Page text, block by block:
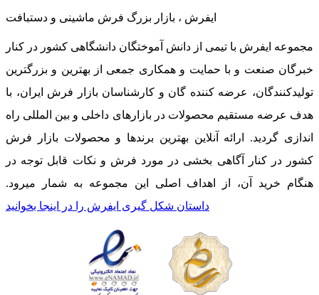
ایفرش ، بازار بزرگ فرش ماشینی و دستبافت
مجموعه ایفرش با تیمی از دانش آموختگان دانشگاهی کشور در کنار
خبرگان صنعت و با حمایت و همکاری جمعی از بهترین و بزرگترین
تولیدکنندگان، عرضه کننده گان و کارشناسان بازار فرش ایران، با
هدف عرضه مستقیم محصولات در بازارهای داخلی و بین المللی راه
اندازی گردید. ارائه آنلاین بهترین برندها و محصولات بازار فرش
کشور در کنار آگاهی بخشی در مورد فرش و نکات قابل توجه در
هنگام خرید آن، از اهداف اصلی این مجموعه به شمار میرود.
داستان شکل گیری ایفرش را در اینجا بخوانید